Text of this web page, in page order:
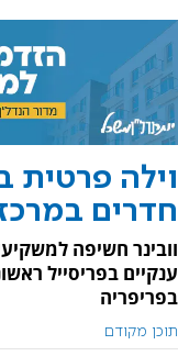
חדרים
וובינר חשיפה
ענקיים בפריסייל
בפריפריה
תוכן מקודם